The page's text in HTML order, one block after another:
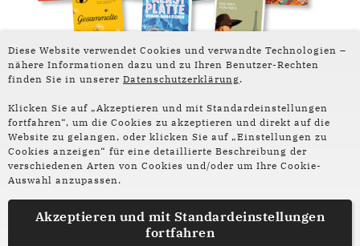
Diese Website verwendet Cookies und verwandte Technologien –
nähere Informationen dazu und zu Ihren Benutzer-Rechten
finden Sie in unserer Datenschutzerklärung.
Klicken Sie auf „Akzeptieren und mit Standardeinstellungen
fortfahren“, um die Cookies zu akzeptieren und direkt auf die
Website zu gelangen, oder klicken Sie auf „Einstellungen zu
Cookies anzeigen“ für eine detaillierte Beschreibung der
verschiedenen Arten von Cookies und/oder um Ihre Cookie-
Auswahl anzupassen.
Akzeptieren und mit Standardeinstellungen
fortfahren
Lesetipp
Sommerlesetipps aus der
Redaktion
Nicht jeder Roman braucht Sonne, Strand und
Meer, um ein perfektes Sommerbuch zu sein.
Unsere Redaktion stellt liebste Bücher vor, die du